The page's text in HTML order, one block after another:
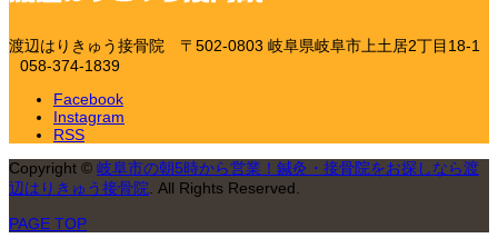
渡辺はりきゅう接骨院
〒502-0803 岐阜県岐阜市上土居2丁目18-1
058-374-1839
Facebook
Instagram
RSS
Copyright © 岐阜市の朝5時から営業！鍼灸・接骨院をお探しなら渡
辺はりきゅう接骨院 . All Rights Reserved.
PAGE TOP